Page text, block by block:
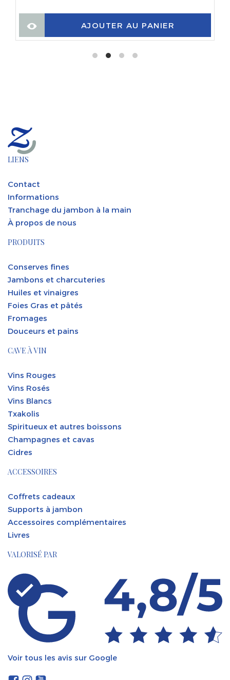
AJOUTER AU PANIER
LIENS
Contact
Informations
Tranchage du jambon à la main
À propos de nous
PRODUITS
Conserves fines
Jambons et charcuteries
Huiles et vinaigres
Foies Gras et pâtés
Fromages
Douceurs et pains
CAVE À VIN
Vins Rouges
Vins Rosés
Vins Blancs
Txakolis
Spiritueux et autres boissons
Champagnes et cavas
Cidres
ACCESSOIRES
Coffrets cadeaux
Supports à jambon
Accessoires complémentaires
Livres
VALORISÉ PAR
Voir tous les avis sur Google